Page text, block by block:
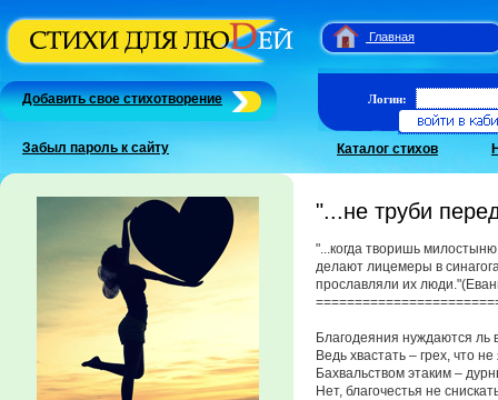
Главная
Добавить свое стихотворение
Забыл пароль к сайту
Логин:
Каталог стихов
"...не труби
"...когда творишь
делают лицемеры в
прославляли их
Благодеяния нуждаются ль
Ведь хвастать – грех, что
Бахвальством этаким –
Нет, благочестья не